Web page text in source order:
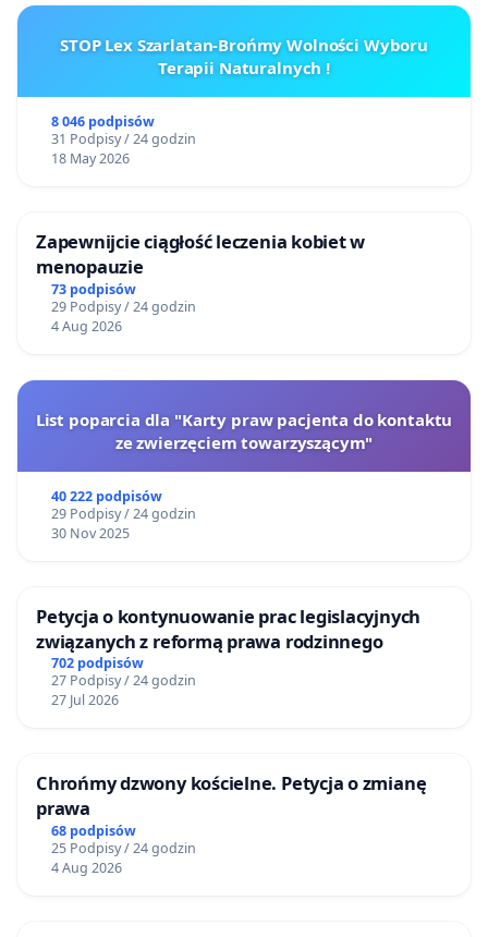
STOP Lex Szarlatan-Brońmy Wolności Wyboru
Terapii Naturalnych !
8 046 podpisów
31 Podpisy / 24 godzin
18 May 2026
Zapewnijcie ciągłość leczenia kobiet w
menopauzie
73 podpisów
29 Podpisy / 24 godzin
4 Aug 2026
List poparcia dla "Karty praw pacjenta do kontaktu
ze zwierzęciem towarzyszącym"
40 222 podpisów
29 Podpisy / 24 godzin
30 Nov 2025
Petycja o kontynuowanie prac legislacyjnych
związanych z reformą prawa rodzinnego
702 podpisów
27 Podpisy / 24 godzin
27 Jul 2026
Chrońmy dzwony kościelne. Petycja o zmianę
prawa
68 podpisów
25 Podpisy / 24 godzin
4 Aug 2026